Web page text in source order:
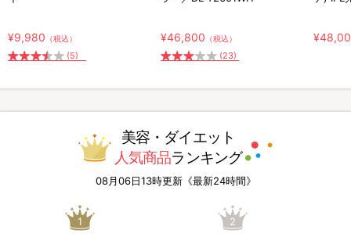
¥9,980 （税込）
(5)
¥46,800 （税込）
(23)
美容・ダイエット
人気商品ランキング
08月06日13時更新《最新24時間》
1 2